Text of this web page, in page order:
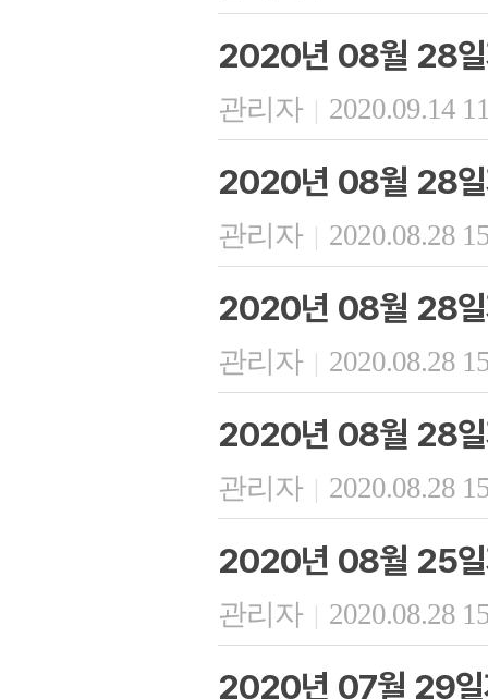
2020년 08월 28일
관리자 | 2020.09.14
2020년 08월 28일
관리자 | 2020.08.28
2020년 08월 28일
관리자 | 2020.08.28
2020년 08월 28일
관리자 | 2020.08.28
2020년 08월 25일
관리자 | 2020.08.28
2020년 07월 29일